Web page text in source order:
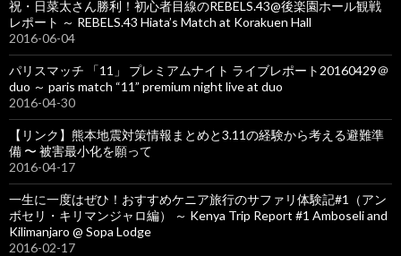
祝・日菜太さん勝利！初心者目線のREBELS.43@後楽園ホール観戦
レポート ～ REBELS.43 Hiata’s Match at Korakuen Hall
2016-06-04
パリスマッチ 「11」 プレミアムナイト ライブレポート20160429＠
duo ～ paris match “11” premium night live at duo
2016-04-30
【リンク】熊本地震対策情報まとめと3.11の経験から考える避難準
備 〜 被害最小化を願って
2016-04-17
一生に一度はぜひ！おすすめケニア旅行のサファリ体験記#1（アン
ボセリ・キリマンジャロ編） ～ Kenya Trip Report #1 Amboseli and
Kilimanjaro @ Sopa Lodge
2016-02-17